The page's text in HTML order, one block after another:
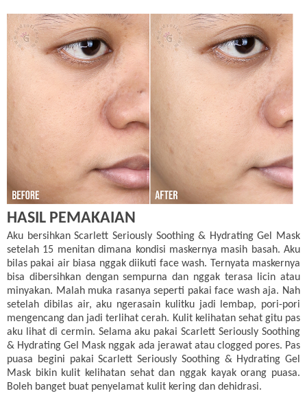
HASIL PEMAKAIAN
Aku bersihkan Scarlett Seriously Soothing & Hydrating Gel Mask
setelah 15 menitan dimana kondisi maskernya masih basah. Aku
bilas pakai air biasa nggak diikuti face wash. Ternyata maskernya
bisa dibersihkan dengan sempurna dan nggak terasa licin atau
minyakan. Malah muka rasanya seperti pakai face wash aja. Nah
setelah dibilas air, aku ngerasain kulitku jadi lembap, pori-pori
mengencang dan jadi terlihat cerah. Kulit kelihatan sehat gitu pas
aku lihat di cermin. Selama aku pakai Scarlett Seriously Soothing
& Hydrating Gel Mask nggak ada jerawat atau clogged pores. Pas
puasa begini pakai Scarlett Seriously Soothing & Hydrating Gel
Mask bikin kulit kelihatan sehat dan nggak kayak orang puasa.
Boleh banget buat penyelamat kulit kering dan dehidrasi.